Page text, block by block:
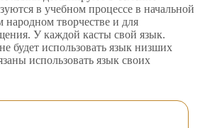
в учебном процессе в начальной
творчестве и для
У каждой касты свой язык.
будет использовать язык низших
использовать язык своих